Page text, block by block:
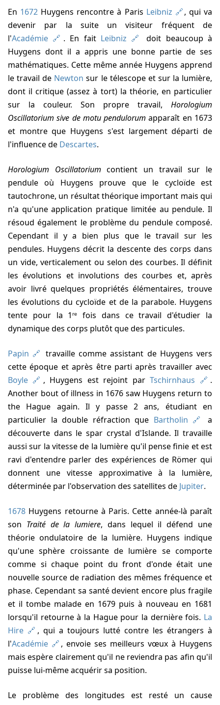
En 1672 Huygens rencontre à Paris Leibniz
, qui va
devenir par la suite un visiteur fréquent de
l'Académie . En fait Leibniz
doit beaucoup à
Huygens dont il a appris une bonne partie de ses
mathématiques. Cette même année Huygens apprend
le travail de Newton sur le télescope et sur la lumière,
dont il critique (assez à tort) la théorie, en particulier
sur la couleur. Son propre travail, Horologium
Oscillatorium sive de motu pendulorum apparaît en 1673
et montre que Huygens s'est largement départi de
l'influence de Descartes.
Horologium Oscillatorium contient un travail sur le
pendule où Huygens prouve que le cycloïde est
tautochrone, un résultat théorique important mais qui
n'a qu'une application pratique limitée au pendule. Il
résoud également le problème du pendule composé.
Cependant il y a bien plus que le travail sur les
pendules. Huygens décrit la descente des corps dans
un vide, verticalement ou selon des courbes. Il définit
les évolutions et involutions des courbes et, après
avoir livré quelques propriétés élémentaires, trouve
les évolutions du cycloïde et de la parabole. Huygens
tente pour la 1ʳᵉ fois dans ce travail d'étudier la
dynamique des corps plutôt que des particules.
Papin
travaille comme assistant de Huygens vers
cette époque et après être parti après travailler avec
Boyle
, Huygens est rejoint parTschirnhaus
.
Another bout of illness in 1676 saw Huygens return to
the Hague again. Il y passe 2 ans, étudiant en
particulier la double réfraction que Bartholin
a
découverte dans le spar crystal d'Islande. Il travaille
aussi sur la vitesse de la lumière qu'il pense finie et est
ravi d'entendre parler des expériences de Römer qui
donnent une vitesse approximative à la lumière,
déterminée par l'observation des satellites de Jupiter.
1678 Huygens retourne à Paris. Cette année-là paraît
son Traité de la lumiere, dans lequel il défend une
théorie ondulatoire de la lumière. Huygens indique
qu'une sphère croissante de lumière se comporte
comme si chaque point du front d'onde était une
nouvelle source de radiation des mêmes fréquence et
phase. Cependant sa santé devient encore plus fragile
et il tombe malade en 1679 puis à nouveau en 1681
lorsqu'il retourne à la Hague pour la dernière fois. La
Hire
, qui a toujours lutté contre les étrangers à
l'Académie
, envoie ses meilleurs vœux à Huygens
mais espère clairement qu'il ne reviendra pas afin qu'il
puisse lui-même acquérir sa position.
Le problème des longitudes est resté un cause